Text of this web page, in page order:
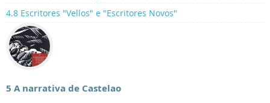
4.8 Escritores "Vellos" e "Escritores Novos"
5 A narrativa de Castelao